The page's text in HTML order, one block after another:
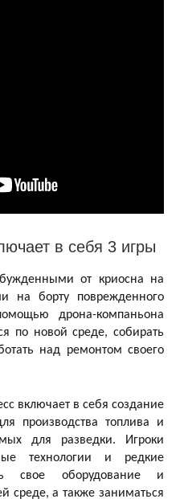
в себя 3 игры
от криосна на
на борту поврежденного
дрона-компаньона
по новой среде, собирать
над ремонтом своего
включает в себя создание
производства топлива и
для разведки. Игроки
технологии и редкие
свое оборудование и
среде, а также заниматься